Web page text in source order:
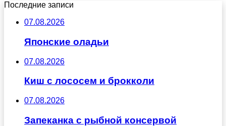
Последние записи
07.08.2026
Японские оладьи
07.08.2026
Киш с лососем и брокколи
07.08.2026
Запеканка с рыбной консервой